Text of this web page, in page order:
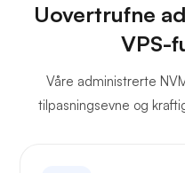
Uovertrufne
VPS-
Våre administrerte
tilpasningsevne og